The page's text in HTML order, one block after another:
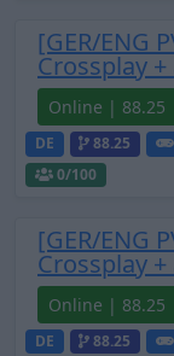
[GER/ENG
Crossplay
Online | 88.25
DE 88.25
0/100
[GER/ENG
Crossplay
Online | 88.25
DE 88.25